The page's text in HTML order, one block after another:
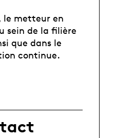
le metteur en
sein de la filière
que dans le
continue.